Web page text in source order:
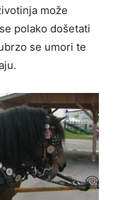
može
polako došetati
se umori te